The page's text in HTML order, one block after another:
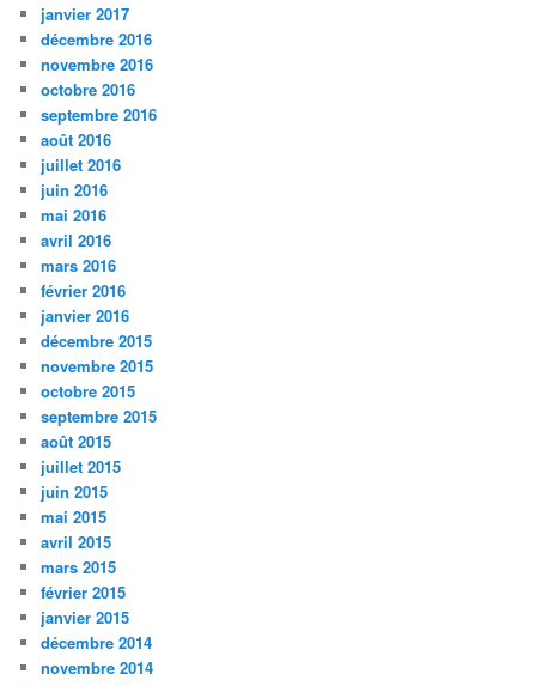
janvier 2017
décembre 2016
novembre 2016
octobre 2016
septembre 2016
août 2016
juillet 2016
juin 2016
mai 2016
avril 2016
mars 2016
février 2016
janvier 2016
décembre 2015
novembre 2015
octobre 2015
septembre 2015
août 2015
juillet 2015
juin 2015
mai 2015
avril 2015
mars 2015
février 2015
janvier 2015
décembre 2014
novembre 2014